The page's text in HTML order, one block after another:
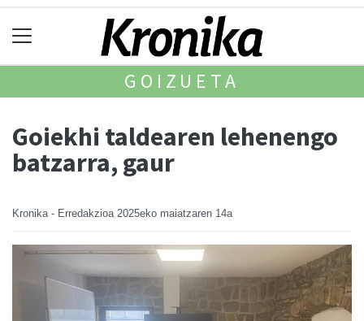
GOIZUETA
Goiekhi taldearen lehenengo
batzarra, gaur
Kronika - Erredakzioa 2025eko maiatzaren 14a